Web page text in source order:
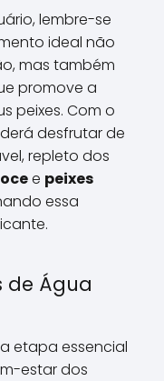
lembre-se
ideal não
mas também
promove a
peixes. Com o
desfrutar de
repleto dos
e peixes
essa
de Água
etapa essencial
estar dos